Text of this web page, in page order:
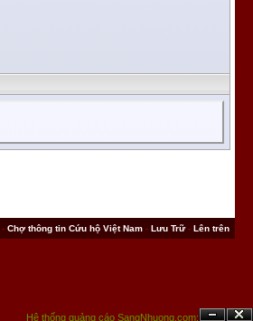
Hệ thống quảng cáo SangNhuong.com;
- Chợ thông tin Cứu hộ Việt Nam - Lưu Trữ- Lên trên